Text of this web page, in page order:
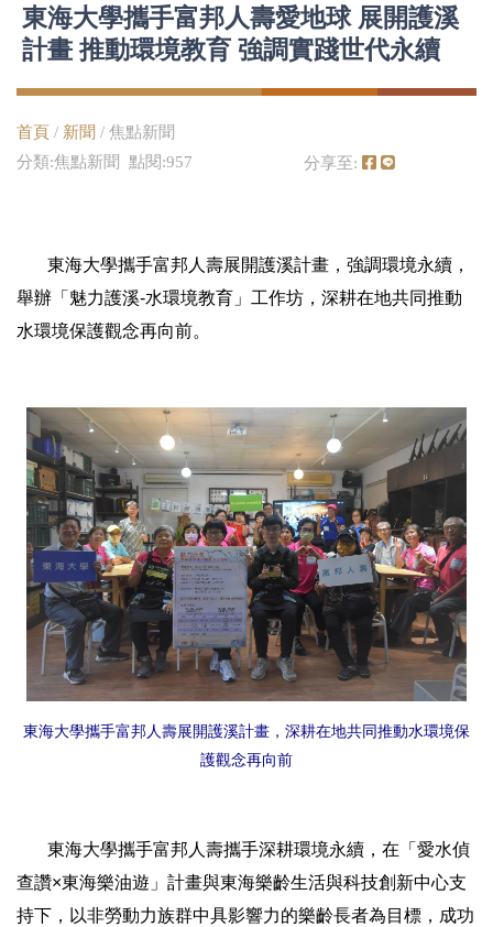
東海大學攜手富邦人壽愛地球 展開護溪
計畫 推動環境教育 強調實踐世代永續
首頁 / 新聞 / 焦點新聞
分類:焦點新聞 點閱:957
分享至:
東海大學攜手富邦人壽展開護溪計畫，強調環境永續，
舉辦「魅力護溪-水環境教育」工作坊，深耕在地共同推動
水環境保護觀念再向前。
東海大學攜手富邦人壽展開護溪計畫，深耕在地共同推動水環境保
護觀念再向前
東海大學攜手富邦人壽攜手深耕環境永續，在「愛水偵
查讚×東海樂油遊」計畫與東海樂齡生活與科技創新中心支
持下，以非勞動力族群中具影響力的樂齡長者為目標，成功